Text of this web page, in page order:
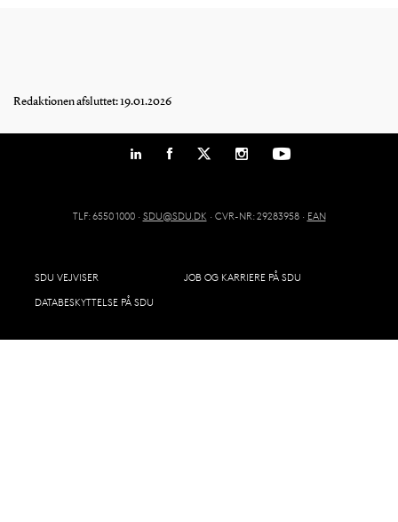
Redaktionen afsluttet: 19.01.2026
TLF: 6550 1000 · SDU@SDU.DK · CVR-NR: 29283958 · EAN
SDU VEJVISER
JOB OG KARRIERE PÅ SDU
DATABESKYTTELSE PÅ SDU